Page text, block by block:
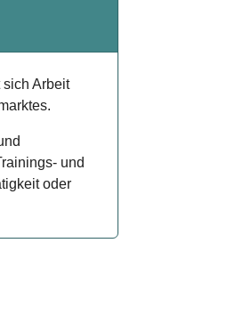
Arbeit
und
oder